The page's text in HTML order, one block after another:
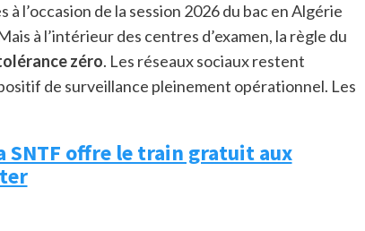
l’occasion de la session 2026 du bac en Algérie
à l’intérieur des centres d’examen, la règle du
zéro. Les réseaux sociaux restent
de surveillance pleinement opérationnel. Les
SNTF offre le train gratuit aux